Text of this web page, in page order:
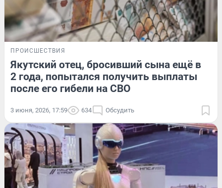
ПРОИСШЕСТВИЯ
Якутский отец, бросивший сына ещё в
2 года, попытался получить выплаты
после его гибели на СВО
3 июня, 2026, 17:59 634 Обсудить